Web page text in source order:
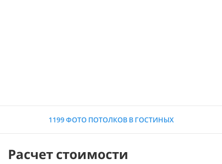
1199 ФОТО ПОТОЛКОВ В ГОСТИНЫХ
Расчет стоимости